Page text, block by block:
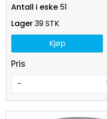
51
39 STK
Pris
-
Kjøp